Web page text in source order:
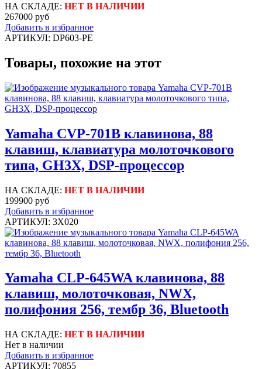
НА СКЛАДЕ: НЕТ В НАЛИЧИИ
267000 руб
Добавить в избранное
АРТИКУЛ: DP603-PE
Товары, похожие на этот
Yamaha CVP-701B клавинова, 88
клавиш, клавиатура молоточкового
типа, GH3X, DSP-процессор
НА СКЛАДЕ: НЕТ В НАЛИЧИИ
199900 руб
Добавить в избранное
АРТИКУЛ: 3X020
Yamaha CLP-645WA клавинова, 88
клавиш, молоточковая, NWX,
полифония 256, тембр 36, Bluetooth
НА СКЛАДЕ: НЕТ В НАЛИЧИИ
Нет в наличии
Добавить в избранное
АРТИКУЛ: 70855